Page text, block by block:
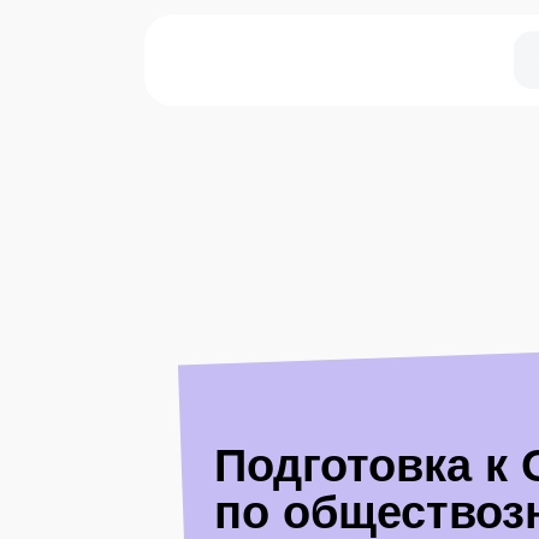
Подготовка к
по